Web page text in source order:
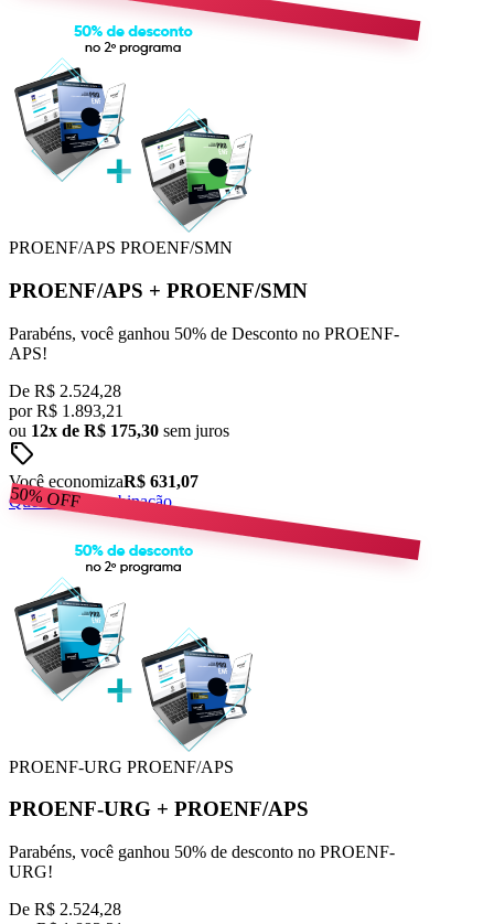
PROENF/APS PROENF/SMN
PROENF/APS + PROENF/SMN
Parabéns, você ganhou 50% de Desconto no PROENF-
APS!
De R$ 2.524,28
por R$ 1.893,21
ou 12x de R$ 175,30 sem juros
sell
Você economizaR$ 631,07
Quero esta combinação
50%OFF
PROENF-URG PROENF/APS
PROENF-URG + PROENF/APS
Parabéns, você ganhou 50% de desconto no PROENF-
URG!
De R$ 2.524,28